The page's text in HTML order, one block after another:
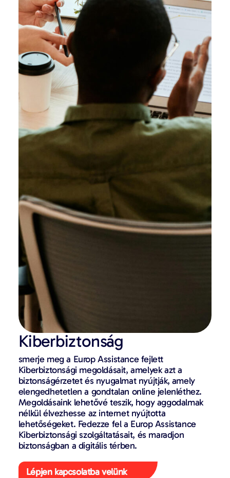
Kiberbiztonság
smerje meg a Europ Assistance fejlett
Kiberbiztonsági megoldásait, amelyek azt a
biztonságérzetet és nyugalmat nyújtják, amely
elengedhetetlen a gondtalan online jelenléthez.
Megoldásaink lehetővé teszik, hogy aggodalmak
nélkül élvezhesse az internet nyújtotta
lehetőségeket. Fedezze fel a Europ Assistance
Kiberbiztonsági szolgáltatásait, és maradjon
biztonságban a digitális térben.
Lépjen kapcsolatba velünk